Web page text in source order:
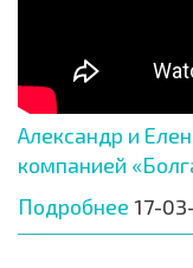
Александр и
компанией
Подробнее 17-